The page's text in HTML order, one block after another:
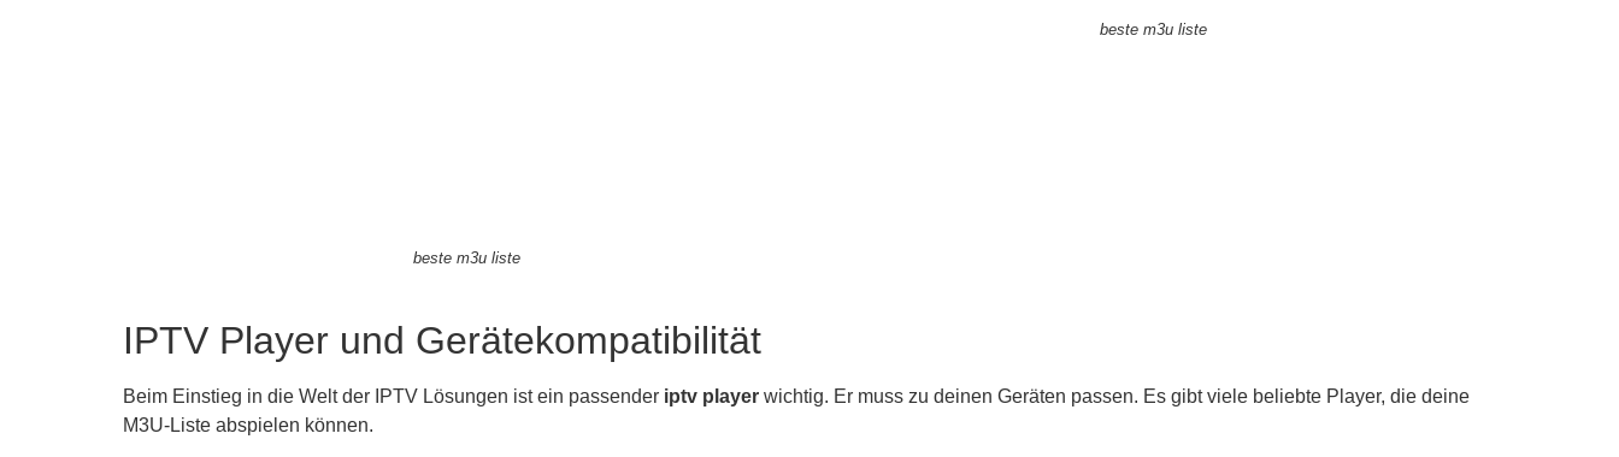
beste m3u liste
beste m3u liste
IPTV Player und Gerätekompatibilität
Beim Einstieg in die Welt der IPTV Lösungen ist ein passender iptv player wichtig. Er muss zu deinen Geräten passen. Es gibt viele beliebte Player, die deine
M3U-Liste abspielen können.